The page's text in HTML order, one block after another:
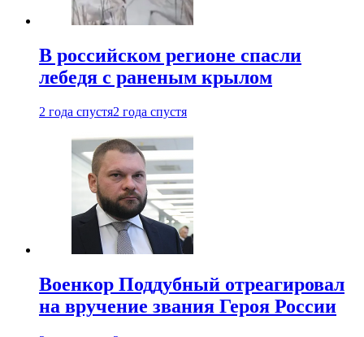
В российском регионе спасли
лебедя с раненым крылом
2 года спустя2 года спустя
Военкор Поддубный отреагировал
на вручение звания Героя России